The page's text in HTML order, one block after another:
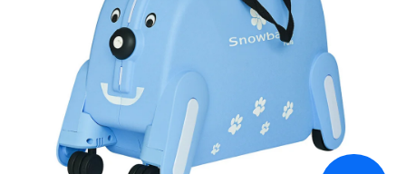
hvězdiček.